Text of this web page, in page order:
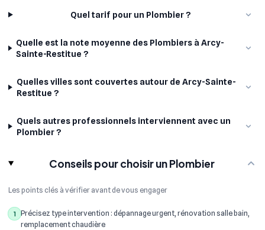
Quel tarif pour un Plombier ?
Quelle est la note moyenne des Plombiers à Arcy-
Sainte-Restitue ?
Quelles villes sont couvertes autour de Arcy-Sainte-
Restitue ?
Quels autres professionnels interviennent avec un
Plombier ?
Conseils pour choisir un Plombier
Les points clés à vérifier avant de vous engager
1
Précisez type intervention : dépannage urgent, rénovation salle bain,
remplacement chaudière